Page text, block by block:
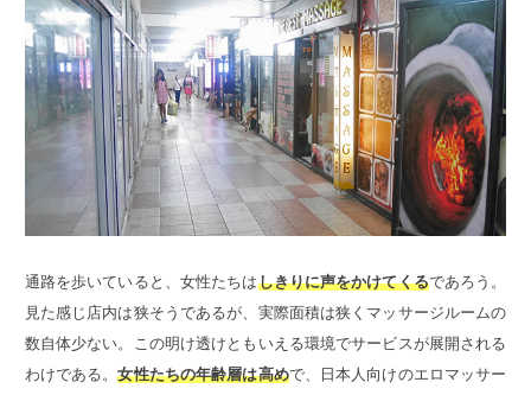
通路を歩いていると、女性たちはしきりに声をかけてくるであろう。
見た感じ店内は狭そうであるが、実際面積は狭くマッサージルームの
数自体少ない。この明け透けともいえる環境でサービスが展開される
わけである。女性たちの年齢層は高めで、日本人向けのエロマッサー